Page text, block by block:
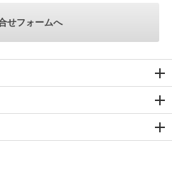
せフォームへ